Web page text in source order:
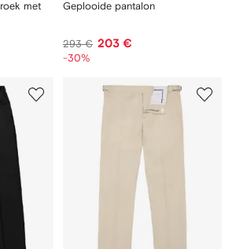
met
Geplooide pantalon
293 € 203 €
-30%